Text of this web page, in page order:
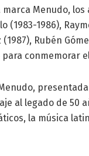
Menudo,
(1983-1986),
Rubén
conmemorar
al legado de 50
la música